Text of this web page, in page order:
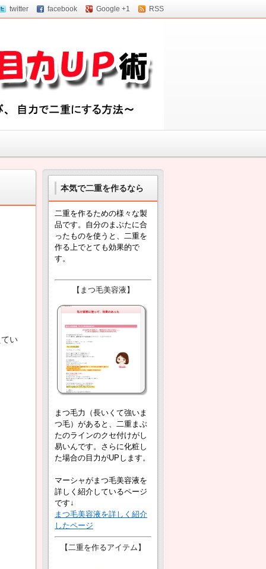
twitter facebook Google +1 RSS
い
本気で二重を作るなら
二重を作るための様々な製
品です。自分のまぶたに合
ったものを使うと、二重を
作る上でとても効果的で
す。
【まつ毛美容液】
まつ毛力（長いくて強いま
つ毛）があると、二重まぶ
たのラインのクセ付けがし
易いんです。さらに化粧し
た場合の目力がUPします。
マーシャがまつ毛美容液を
詳しく紹介しているページ
です↓
まつ毛美容液を詳しく紹介
したページ
【二重を作るアイテム】